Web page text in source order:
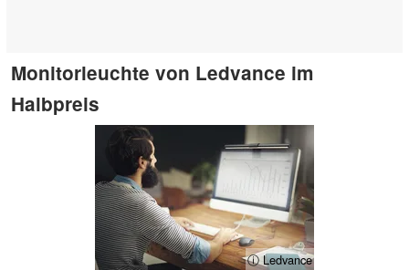
Monitorleuchte von Ledvance im
Halbpreis
ⓘ Ledvance